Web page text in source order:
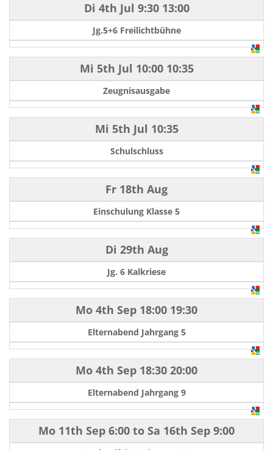
Di 4th Jul 9:30 13:00
Jg.5+6 Freilichtbühne
Mi 5th Jul 10:00 10:35
Zeugnisausgabe
Mi 5th Jul 10:35
Schulschluss
Fr 18th Aug
Einschulung Klasse 5
Di 29th Aug
Jg. 6 Kalkriese
Mo 4th Sep 18:00 19:30
Elternabend Jahrgang 5
Mo 4th Sep 18:30 20:00
Elternabend Jahrgang 9
Mo 11th Sep 6:00 to Sa 16th Sep 9:00